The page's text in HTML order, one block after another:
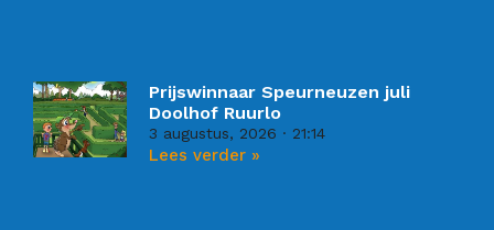
Prijswinnaar Speurneuzen juli
Doolhof Ruurlo
3 augustus, 2026 21:14
Lees verder »